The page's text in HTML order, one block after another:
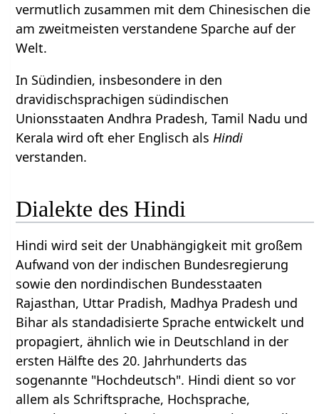
vermutlich zusammen mit dem Chinesischen die
am zweitmeisten verstandene Sparche auf der
Welt.
In Südindien, insbesondere in den
dravidischsprachigen südindischen
Unionsstaaten Andhra Pradesh, Tamil Nadu und
Kerala wird oft eher Englisch alsHindi
verstanden.
Dialekte des Hindi
Hindi wird seit der Unabhängigkeit mit großem
Aufwand von der indischen Bundesregierung
sowie den nordindischen Bundesstaaten
Rajasthan, Uttar Pradish, Madhya Pradesh und
Bihar als standadisierte Sprache entwickelt und
propagiert, ähnlich wie in Deutschland in der
ersten Hälfte des 20. Jahrhunderts das
sogenannte "Hochdeutsch". Hindi dient so vor
allem als Schriftsprache, Hochsprache,